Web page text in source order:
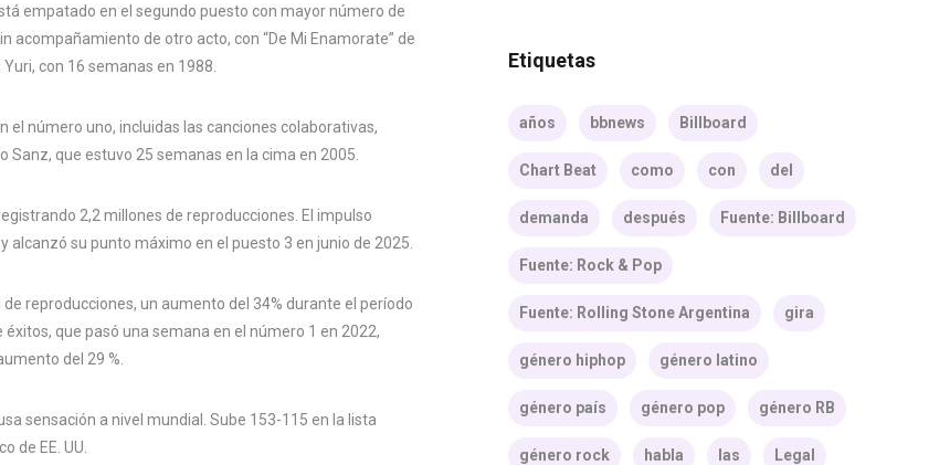
empatado en el segundo puesto con mayor número de
acompañamiento de otro acto, con “De Mi Enamorate” de
con 16 semanas en 1988.
número uno, incluidas las canciones colaborativas,
Sanz, que estuvo 25 semanas en la cima en 2005.
2,2 millones de reproducciones. El impulso
su punto máximo en el puesto 3 en junio de 2025.
reproducciones, un aumento del 34% durante el período
que pasó una semana en el número 1 en 2022,
del 29 %.
sensación a nivel mundial. Sube 153-115 en la lista
de EE. UU.
Etiquetas
años bbnews Billboard
Chart Beat como con del
demanda después Fuente: Billboard
Fuente: Rock & Pop
Fuente: Rolling Stone Argentina gira
género hiphop género latino
género país género pop género RB
género rock habla las Legal